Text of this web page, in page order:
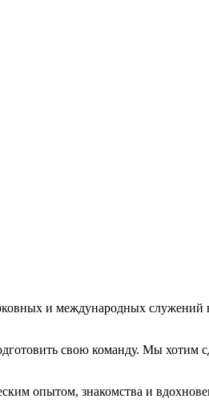
и международных
свою команду. Мы хотим
опытом, знакомства и